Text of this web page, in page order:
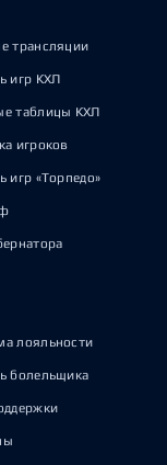
трансляции
игр КХЛ
таблицы КХЛ
игроков
игр «Торпедо»
лояльности
болельщика